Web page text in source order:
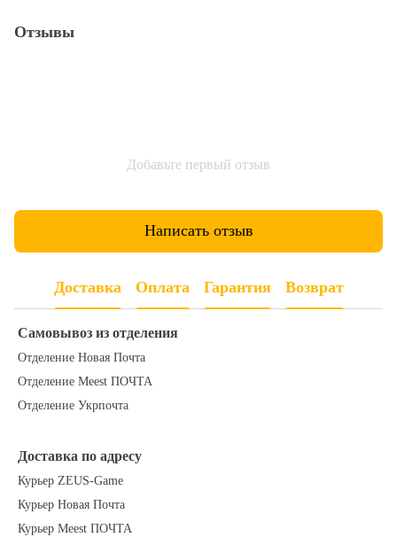
Отзывы
Добавьте первый отзыв
Написать отзыв
Доставка Оплата Гарантия Возврат
Самовывоз из отделения
Отделение Новая Почта
Отделение Meest ПОЧТА
Отделение Укрпочта
Доставка по адресу
Курьер ZEUS-Game
Курьер Новая Почта
Курьер Meest ПОЧТА